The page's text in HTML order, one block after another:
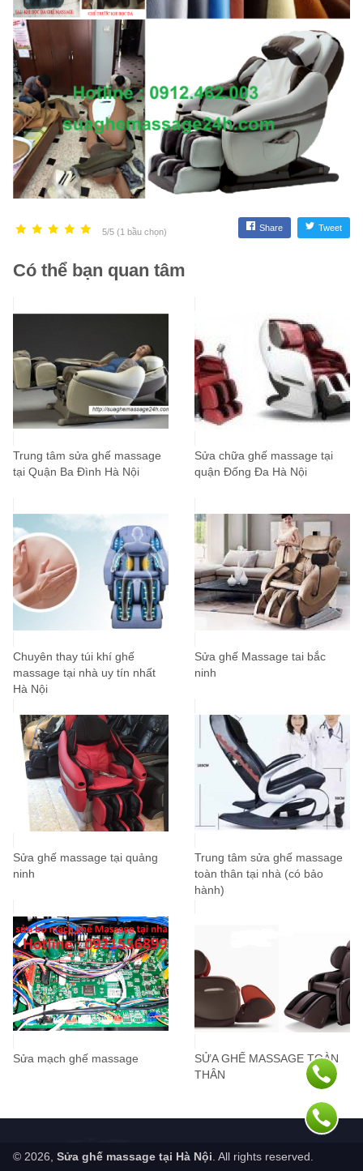
5/5 (1 bầu chọn) Share Tweet
Có thể bạn quan tâm
Trung tâm sửa ghế massage
tại Quận Ba Đình Hà Nội
Sửa chữa ghế massage tại
quận Đống Đa Hà Nội
Chuyên thay túi khí ghế
massage tại nhà uy tín nhất
Hà Nội
Sửa ghế Massage tai bắc
ninh
Sửa ghế massage tại quảng
ninh
Trung tâm sửa ghế massage
toàn thân tại nhà (có bảo
hành)
Sửa mạch ghế massage
SỬA GHẾ MASSAGE TOÀN
THÂN
© 2026, Sửa ghế massage tại Hà Nội . All rights reserved.